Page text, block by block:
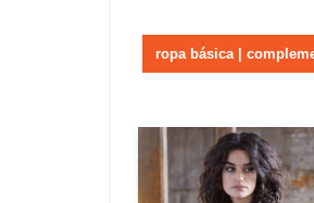
ropa básica |